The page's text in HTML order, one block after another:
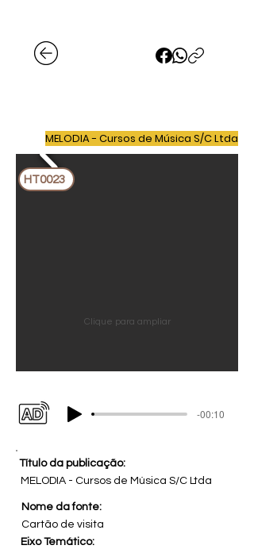
MELODIA - Cursos de Música S/C Ltda
HT0023
Clique para ampliar
-00:10
Título da publicação:
MELODIA - Cursos de Música S/C Ltda
Nome da fonte:
Cartão de visita
Eixo Temático: